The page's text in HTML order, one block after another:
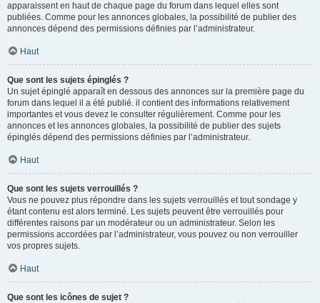
apparaissent en haut de chaque page du forum dans lequel elles sont
publiées. Comme pour les annonces globales, la possibilité de publier des
annonces dépend des permissions définies par l’administrateur.
Haut
Que sont les sujets épinglés ?
Un sujet épinglé apparaît en dessous des annonces sur la première page du
forum dans lequel il a été publié. il contient des informations relativement
importantes et vous devez le consulter régulièrement. Comme pour les
annonces et les annonces globales, la possibilité de publier des sujets
épinglés dépend des permissions définies par l’administrateur.
Haut
Que sont les sujets verrouillés ?
Vous ne pouvez plus répondre dans les sujets verrouillés et tout sondage y
étant contenu est alors terminé. Les sujets peuvent être verrouillés pour
différentes raisons par un modérateur ou un administrateur. Selon les
permissions accordées par l’administrateur, vous pouvez ou non verrouiller
vos propres sujets.
Haut
Que sont les icônes de sujet ?